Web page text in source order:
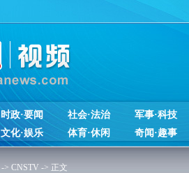
时政·要闻 社会·法治 军事·科技
文化·娱乐
体育·休闲 奇闻·趣事
-> CNSTV -> 正文